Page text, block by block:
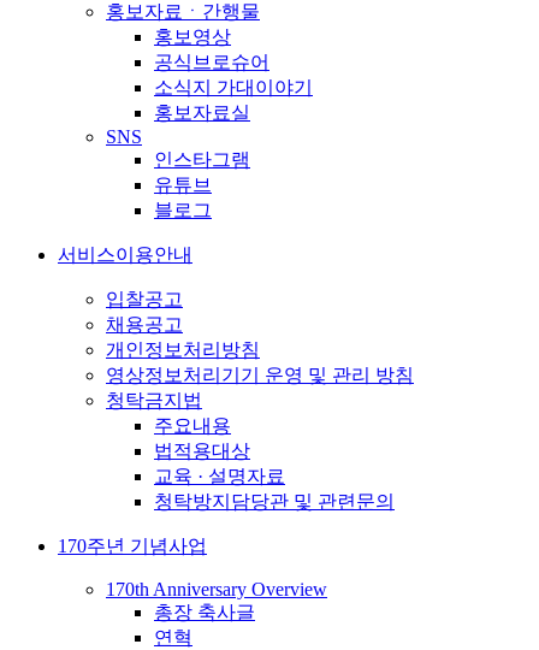
홍보자료ㆍ간행물
홍보영상
공식브로슈어
소식지 가대이야기
홍보자료실
SNS
인스타그램
유튜브
블로그
서비스이용안내
입찰공고
채용공고
개인정보처리방침
영상정보처리기기 운영 및 관리 방침
청탁금지법
주요내용
법적용대상
교육 · 설명자료
청탁방지담당관 및 관련문의
170주년 기념사업
170th Anniversary Overview
총장 축사글
연혁